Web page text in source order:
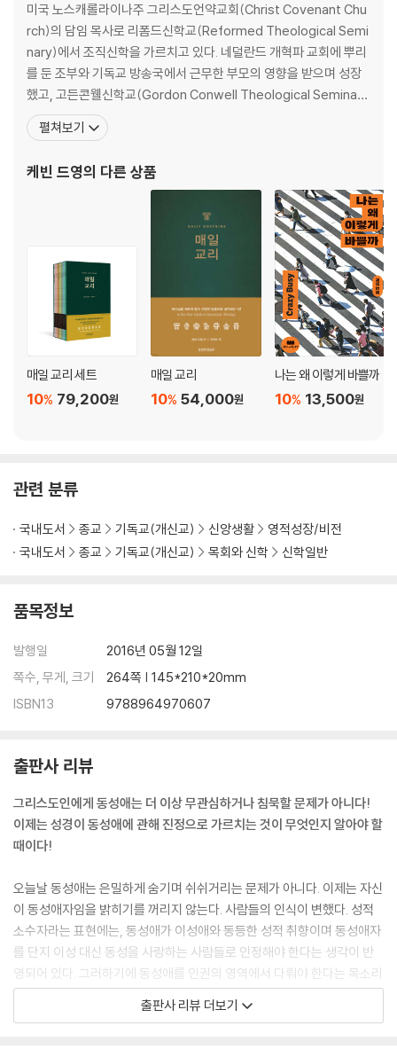
맺음말 진리와 은혜 안에서 하나님과 함께,
그리고 이웃과 함께 걷다
부록Ⅰ
1 동성 간의 결혼은 가능한가?
2 동성 간에 느끼는 매력: 세 가지 요소
부록 Ⅱ 스터디 가이드
미국 노스캐롤라이나주 그리스도언약교회(Christ Covenant Chu
rch)의 담임 목사로 리폼드신학교(Reformed Theological Semi
nary)에서 조직신학을 가르치고 있다. 네덜란드 개혁파 교회에 뿌리
를 둔 조부와 기독교 방송국에서 근무한 부모의 영향을 받으며 성장
했고, 고든콘웰신학교(Gordon Conwell Theological Seminar
y)와 레스터대학(University of Leicester)을 졸업한 뒤 아이오와
주, 미시간주 등지에서 여러 교회를 섬겼다. 미국 전역의 교회, 콘퍼
펼쳐보기
케빈 드영의 다른 상품
매일 교리 세트
79,200원
10%
매일 교리
54,000원
10%
나는 왜 이렇게 바쁠까
13,500원
10%
관련 분류
국내도서 종교 기독교(개신교) 신앙생활
영적성장/비전
국내도서
종교 기독교(개신교) 목회와 신학 신학일반
품목정보
발행일
2016년 05월 12일
쪽수, 무게, 크기
264쪽 | 145*210*20mm
ISBN13
9788964970607
출판사 리뷰
그리스도인에게 동성애는 더 이상 무관심하거나 침묵할 문제가 아니다!
이제는 성경이 동성애에 관해 진정으로 가르치는 것이 무엇인지 알아야 할
때이다!
오늘날 동성애는 은밀하게 숨기며 쉬쉬거리는 문제가 아니다. 이제는 자신
이 동성애자임을 밝히기를 꺼리지 않는다. 사람들의 인식이 변했다. 성적
소수자라는 표현에는, 동성애가 이성애와 동등한 성적 취향이며 동성애자
를 단지 이성 대신 동성을 사랑하는 사람들로 인정해야 한다는 생각이 반
영되어 있다. 그러하기에 동성애를 인권의 영역에서 다뤄야 한다는 목소리
가 높아지고 있다. 이와 함께 법 제도도 변해 가고 있다. 동성애는 한 개인
과 가정과 이웃의 경계를 넘어 사회와 국가가 관여해야 할 문제로 부각되
출판사 리뷰 더보기